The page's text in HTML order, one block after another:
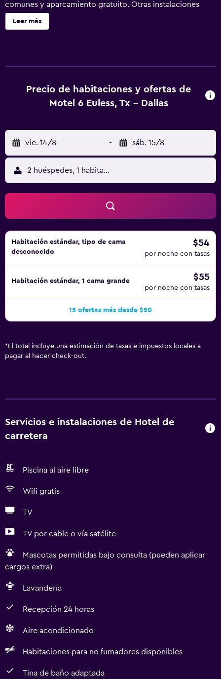
comunes y aparcamiento gratuito. Otras instalaciones
incluyen una máquina expendedora. Motel 6 Euless, TX -
Dallas ofrece 86 alojamientos con acceso por pasillos
llamadas locales gratuitas (pueden existir restricciones).
Se ofrece servicio de limpieza todos los días. Los servicios
Leer más
Precio de habitaciones y ofertas de
Motel 6 Euless, Tx - Dallas
vie. 14/8 - sáb. 15/8
2 huéspedes, 1 habitación
Habitación estándar, tipo de cama
desconocido
$54
por noche con tasas
Habitación estándar, 1 cama grande $55
por noche con tasas
15 ofertas más desde $50
* El total incluye una estimación de tasas e impuestos locales a
pagar al hacer check-out.
Servicios e instalaciones de Hotel de
carretera
Piscina al aire libre
Wifi gratis
TV
TV por cable o vía satélite
Mascotas permitidas bajo consulta (pueden aplicar
cargos extra)
Lavandería
Recepción 24 horas
Aire acondicionado
Habitaciones para no fumadores disponibles
Tina de baño adaptada